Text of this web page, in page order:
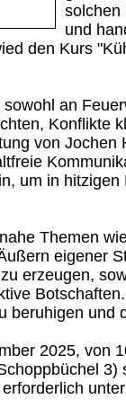
solchen
und
den Kurs
an
Konflikte
von Jochen
um in
Themen
eigener
erzeugen,
beruhigen und
2025, von
3)